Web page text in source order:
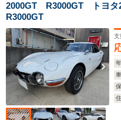
2000GT R3000GT トヨタ
R3000GT
支